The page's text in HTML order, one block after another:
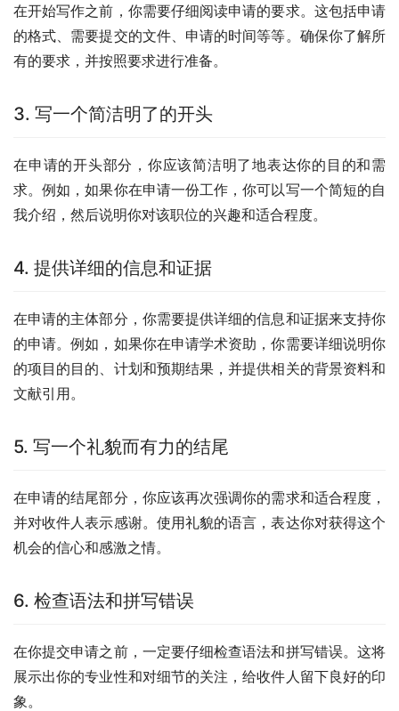
在开始写作之前，你需要仔细阅读申请的要求。这包括申请
的格式、需要提交的文件、申请的时间等等。确保你了解所
有的要求，并按照要求进行准备。
3. 写一个简洁明了的开头
在申请的开头部分，你应该简洁明了地表达你的目的和需
求。例如，如果你在申请一份工作，你可以写一个简短的自
我介绍，然后说明你对该职位的兴趣和适合程度。
4. 提供详细的信息和证据
在申请的主体部分，你需要提供详细的信息和证据来支持你
的申请。例如，如果你在申请学术资助，你需要详细说明你
的项目的目的、计划和预期结果，并提供相关的背景资料和
文献引用。
5. 写一个礼貌而有力的结尾
在申请的结尾部分，你应该再次强调你的需求和适合程度，
并对收件人表示感谢。使用礼貌的语言，表达你对获得这个
机会的信心和感激之情。
6. 检查语法和拼写错误
在你提交申请之前，一定要仔细检查语法和拼写错误。这将
展示出你的专业性和对细节的关注，给收件人留下良好的印
象。